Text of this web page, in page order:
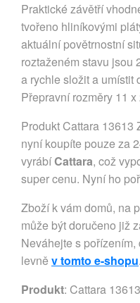
Praktické závětří
tvořeno hliníkovými
aktuální povětrnostní
roztaženém stavu jsou
a rychle složit a umístit
Přepravní rozměry 11
Produkt Cattara 13613
nyní koupíte pouze za
vyrábíCattara, což
super cenu. Nyní ho
Zboží k vám domů, na
může být doručeno již
Neváhejte s
levně v tomto e-shopu.
Produkt: Cattara